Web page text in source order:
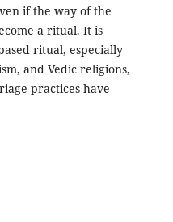
if the way of the
a ritual. It is
ritual, especially
and Vedic religions,
practices have